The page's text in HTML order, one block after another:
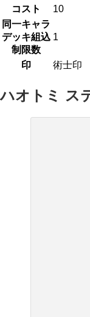
コスト
10
同一キャラ
デッキ組込
制限数
1
印 術士印
ハオトミ ス